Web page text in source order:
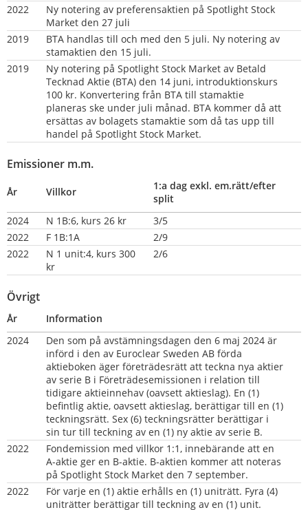
2022
Ny notering av preferensaktien på Spotlight Stock
Market den 27 juli
2019
BTA handlas till och med den 5 juli. Ny notering av
stamaktien den 15 juli.
2019
Ny notering på Spotlight Stock Market av Betald
Tecknad Aktie (BTA) den 14 juni, introduktionskurs
100 kr. Konvertering från BTA till stamaktie
planeras ske under juli månad. BTA kommer då att
ersättas av bolagets stamaktie som då tas upp till
handel på Spotlight Stock Market.
Emissioner m.m.
År Villkor
1:a dag exkl. em.rätt/efter
split
2024
N 1B:6, kurs 26 kr
3/5
2022
F 1B:1A
2/9
2022
N 1 unit:4, kurs 300
kr
2/6
Övrigt
År
Information
2024
Den som på avstämningsdagen den 6 maj 2024 är
införd i den av Euroclear Sweden AB förda
aktieboken äger företrädesrätt att teckna nya aktier
av serie B i Företrädesemissionen i relation till
tidigare aktieinnehav (oavsett aktieslag). En (1)
befintlig aktie, oavsett aktieslag, berättigar till en (1)
teckningsrätt. Sex (6) teckningsrätter berättigar i
sin tur till teckning av en (1) ny aktie av serie B.
2022
Fondemission med villkor 1:1, innebärande att en
A-aktie ger en B-aktie. B-aktien kommer att noteras
på Spotlight Stock Market den 7 september.
2022
För varje en (1) aktie erhålls en (1) uniträtt. Fyra (4)
uniträtter berättigar till teckning av en (1) unit.